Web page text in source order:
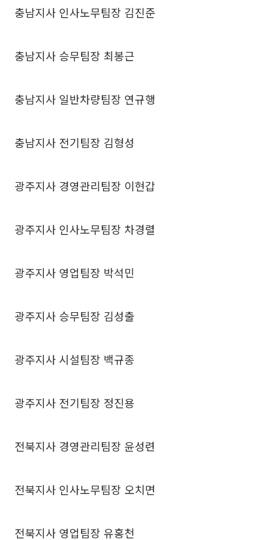
충남지사 인사노무팀장 김진준
충남지사 승무팀장 최봉근
충남지사 일반차량팀장 연규행
충남지사 전기팀장 김형성
광주지사 경영관리팀장 이현갑
광주지사 인사노무팀장 차경렬
광주지사 영업팀장 박석민
광주지사 승무팀장 김성출
광주지사 시설팀장 백규종
광주지사 전기팀장 정진용
전북지사 경영관리팀장 윤성련
전북지사 인사노무팀장 오치면
전북지사 영업팀장 유홍천